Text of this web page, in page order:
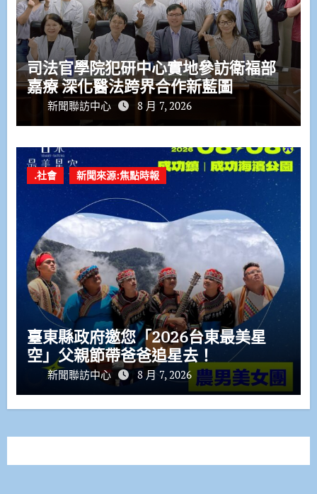
司法官學院犯研中心實地參訪衛福部
嘉療 深化醫法跨界合作新藍圖
新聞聯訪中心 8 月 7, 2026
.社會 新聞來源:焦點時報
臺東縣政府邀您「2026台東最美星
空」父親節帶爸爸追星去！
新聞聯訪中心 8 月 7, 2026